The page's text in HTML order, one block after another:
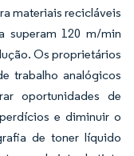
materiais recicláveis
superam 120 m/min
Os proprietários
trabalho analógicos
oportunidades de
e diminuir o
de toner líquido